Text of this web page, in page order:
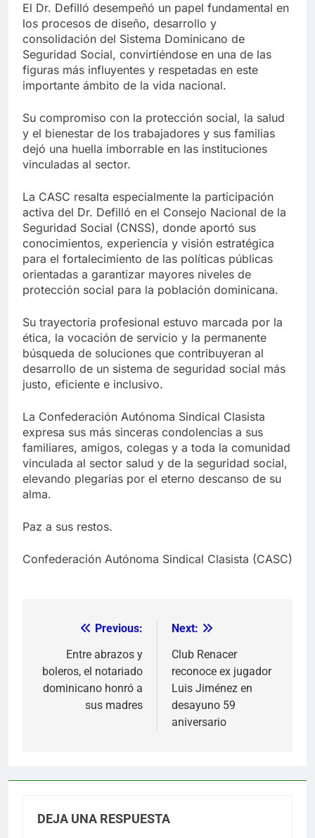
El Dr. Defilló desempeñó un papel fundamental en
los procesos de diseño, desarrollo y
consolidación del Sistema Dominicano de
Seguridad Social, convirtiéndose en una de las
figuras más influyentes y respetadas en este
importante ámbito de la vida nacional.
Su compromiso con la protección social, la salud
y el bienestar de los trabajadores y sus familias
dejó una huella imborrable en las instituciones
vinculadas al sector.
La CASC resalta especialmente la participación
activa del Dr. Defilló en el Consejo Nacional de la
Seguridad Social (CNSS), donde aportó sus
conocimientos, experiencia y visión estratégica
para el fortalecimiento de las políticas públicas
orientadas a garantizar mayores niveles de
protección social para la población dominicana.
Su trayectoria profesional estuvo marcada por la
ética, la vocación de servicio y la permanente
búsqueda de soluciones que contribuyeran al
desarrollo de un sistema de seguridad social más
justo, eficiente e inclusivo.
La Confederación Autónoma Sindical Clasista
expresa sus más sinceras condolencias a sus
familiares, amigos, colegas y a toda la comunidad
vinculada al sector salud y de la seguridad social,
elevando plegarias por el eterno descanso de su
alma.
Paz a sus restos.
Confederación Autónoma Sindical Clasista (CASC)
Navegación
entradas
Previous:
Entre abrazos y
boleros, el notariado
dominicano honró a
sus madres
Next:
Club Renacer
reconoce ex jugador
Luis Jiménez en
desayuno 59
aniversario
DEJA UNA RESPUESTA